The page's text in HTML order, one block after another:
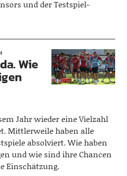
und der Testspiel-
Wie
Jahr wieder eine Vielzahl
Mittlerweile haben alle
absolviert. Wie haben
und wie sind ihre Chancen
Einschätzung.